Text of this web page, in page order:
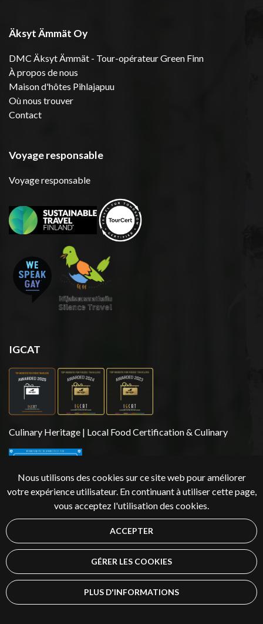
Nous utilisons des cookies sur ce site web pour améliorer
votre expérience utilisateur. En continuant à utiliser cette page,
vous acceptez l'utilisation des cookies.
ACCEPTER
GÉRER LES COOKIES
PLUS D'INFORMATIONS
Äksyt Ämmät Oy
DMC Äksyt Ämmät - Tour-opérateur Green Finn
À propos de nous
Maison d'hôtes Pihlajapuu
Où nous trouver
Contact
Voyage responsable
Voyage responsable
IGCAT
Culinary Heritage | Local Food Certification & Culinary
Droits d'auteur 2026 | Äksyt Ämmät